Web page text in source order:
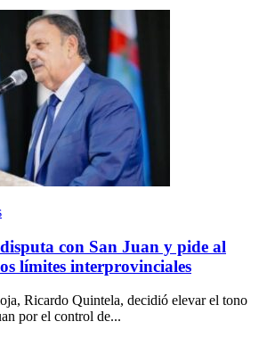
con San Juan y pide al
límites interprovinciales
Ricardo Quintela, decidió elevar el tono
por el control de...